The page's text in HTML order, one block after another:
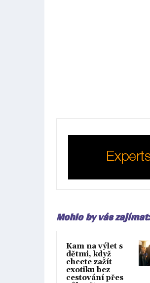
Mohlo by vás zajímat:
Kam na výlet s
dětmi, když
chcete zažít
exotiku bez
cestování přes